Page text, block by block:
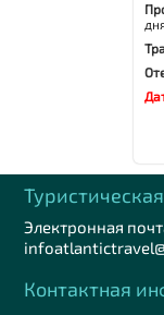
Электронная
Контактная